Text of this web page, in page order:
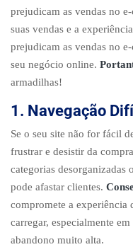
prejudicam as vendas no
suas vendas e a
prejudicam as vendas no
seu negócio online.
armadilhas!
1. Navegação
Se o seu site não for fácil
frustrar e desistir da
categorias
pode afastar clientes.
compromete a experiência
carregar, especialmente
abandono muito alta.